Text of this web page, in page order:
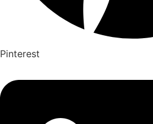
Pinterest